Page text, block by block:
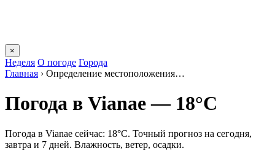
×
Неделя О погоде Города
Главная › Определение местоположения…
Погода в Vianaе — 18°C
Погода в Vianaе сейчас: 18°C. Точный прогноз на сегодня,
завтра и 7 дней. Влажность, ветер, осадки.